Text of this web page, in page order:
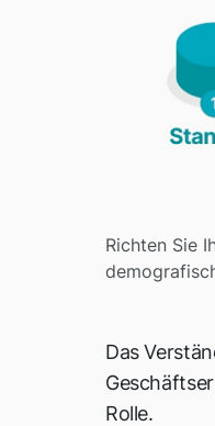
Richten Sie
Das
Rolle.